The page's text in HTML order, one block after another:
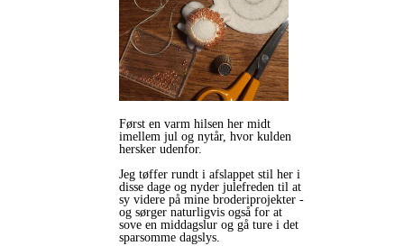
Først en varm hilsen her midt
imellem jul og nytår, hvor kulden
hersker udenfor.
Jeg tøffer rundt i afslappet stil her i
disse dage og nyder julefreden til at
sy videre på mine broderiprojekter -
og sørger naturligvis også for at
sove en middagslur og gå ture i det
sparsomme dagslys.